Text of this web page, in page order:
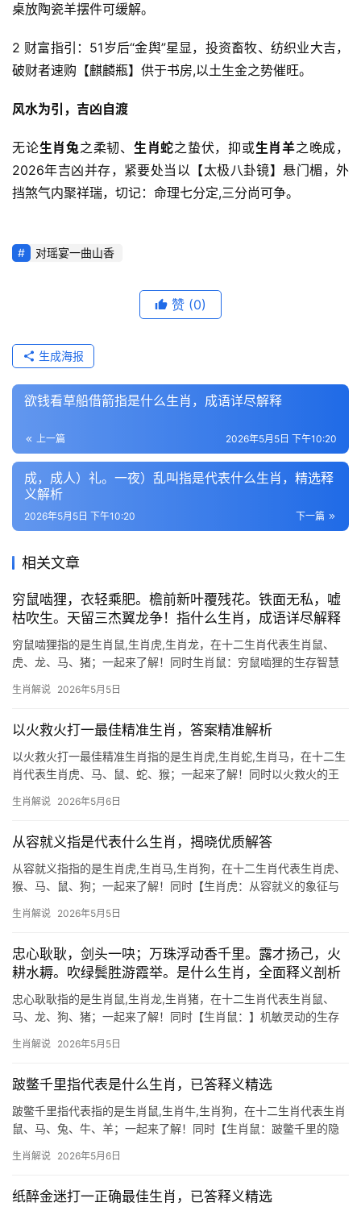
桌放陶瓷羊摆件可缓解。
2 财富指引：51岁后“金舆”星显，投资畜牧、纺织业大吉，
破财者速购【麒麟瓶】供于书房,以土生金之势催旺。
风水为引，吉凶自渡
无论生肖兔之柔韧、 生肖蛇之蛰伏，抑或生肖羊之晚成，
2026年吉凶并存，紧要处当以【太极八卦镜】悬门楣，外
挡煞气内聚祥瑞，切记：命理七分定,三分尚可争。
对瑶宴一曲山香
赞 (0)
生成海报
欲钱看草船借箭指是什么生肖，成语详尽解释
上一篇 2026年5月5日 下午10:20
成，成人）礼。一夜）乱叫指是代表什么生肖，精选释
义解析
下一篇
2026年5月5日 下午10:20
相关文章
穷鼠啮狸，衣轻乘肥。檐前新叶覆残花。铁面无私，嘘
枯吹生。天留三杰翼龙争！指什么生肖，成语详尽解释
穷鼠啮狸指的是生肖鼠,生肖虎,生肖龙，在十二生肖代表生肖鼠、
虎、龙、马、猪；一起来了解！同时生肖鼠：穷鼠啮狸的生存智慧
这看似弱小的生灵，实则暗藏“以弱胜强”的命理玄机，2024甲辰
生肖解说 2026年5月5日
以火救火打一最佳精准生肖，答案精准解析
以火救火打一最佳精准生肖指的是生肖虎,生肖蛇,生肖马，在十二生
肖代表生肖虎、马、鼠、蛇、猴；一起来了解！同时以火救火的王
寅木，木生火，其性烈如焰，遇险时反以强势破局，恰似烈火相
生肖解说 2026年5月6日
从容就义指是代表什么生肖，揭晓优质解答
从容就义指指的是生肖虎,生肖马,生肖狗，在十二生肖代表生肖虎、
猴、马、鼠、狗；一起来了解！同时【生肖虎：从容就义的象征与
兽之王，天生具备无畏气魄，古有“虎将赴死而不改色”之说，恰合
生肖解说 2026年5月5日
忠心耿耿，剑头一吷；万珠浮动香千里。露才扬己，火
耕水耨。吹绿鬓胜游霞举。是什么生肖，全面释义剖析
忠心耿耿指的是生肖鼠,生肖龙,生肖猪，在十二生肖代表生肖鼠、
马、龙、狗、猪；一起来了解！同时【生肖鼠：】机敏灵动的生存
耕水耨”之困，事业上项目被抢或团队停滞，29岁至51岁者需防领导
生肖解说 2026年5月5日
跛鳖千里指代表是什么生肖，已答释义精选
跛鳖千里指代表指的是生肖鼠,生肖牛,生肖狗，在十二生肖代表生肖
鼠、马、兔、牛、羊；一起来了解！同时【生肖鼠：跛鳖千里的隐
精神，在生肖中，生肖鼠最能诠释这一品质——天生体型弱小，却
生肖解说 2026年5月6日
纸醉金迷打一正确最佳生肖，已答释义精选